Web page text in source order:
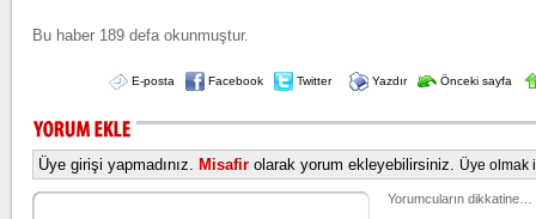
Bu haber 189 defa okunmuştur.
E-posta Facebook Twitter Yazdır Önceki sayfa
Üye girişi yapmadınız. Misafir olarak yorum ekleyebilirsiniz. Üye olmak
Yorumcuların dikkatine…